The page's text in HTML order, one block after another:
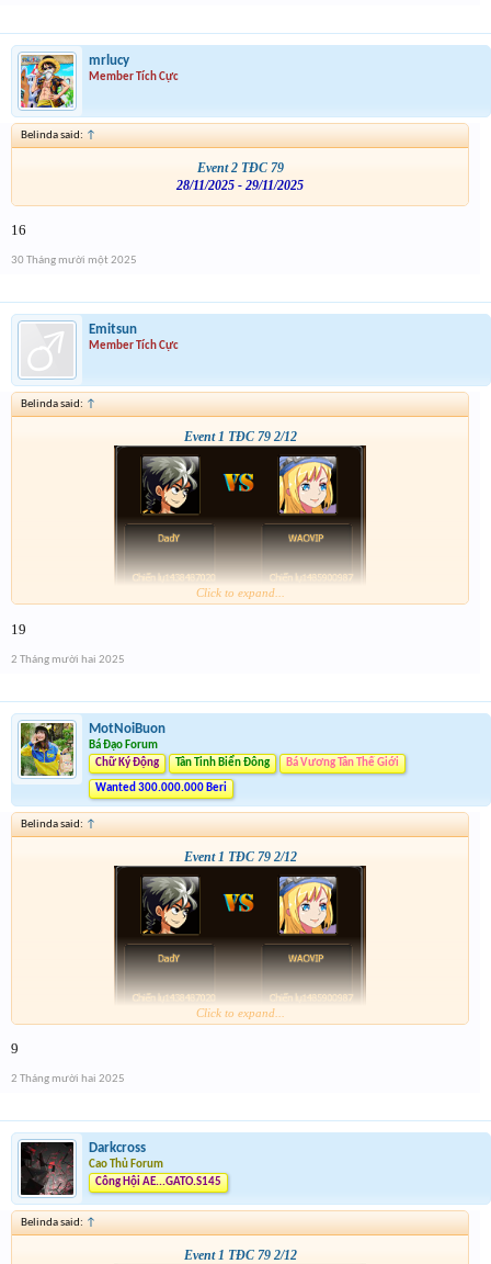
mrlucy
Member Tích Cực
Belinda said: ↑
Event 2 TĐC 79
28/11/2025 - 29/11/2025
16
30 Tháng mười một 2025
Emitsun
Member Tích Cực
Belinda said: ↑
Event 1 TĐC 79 2/12
Click to expand...
19
2 Tháng mười hai 2025
MotNoiBuon
Bá Đạo Forum
Chữ Ký Động
Tân Tinh Biển Đông Bá Vương Tân Thế Giới
Wanted 300.000.000 Beri
Belinda said: ↑
Event 1 TĐC 79 2/12
Click to expand...
9
2 Tháng mười hai 2025
Darkcross
Cao Thủ Forum
Công Hội AE...GATO.S145
Belinda said: ↑
Event 1 TĐC 79 2/12